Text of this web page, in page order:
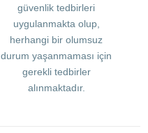
güvenlik tedbirleri
uygulanmakta olup,
herhangi bir olumsuz
durum yaşanmaması için
gerekli tedbirler
alınmaktadır.